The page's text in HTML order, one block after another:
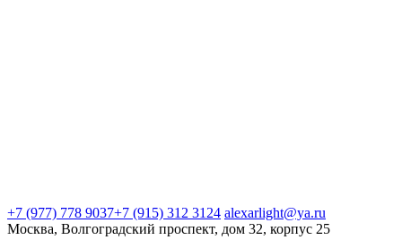
+7 (977) 778 9037+7 (915) 312 3124 alexarlight@ya.ru
Москва, Волгоградский проспект, дом 32, корпус 25